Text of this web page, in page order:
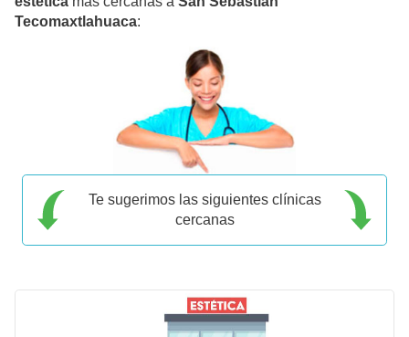
Tecomaxtlahuaca:
Te sugerimos las siguientes clínicas
cercanas